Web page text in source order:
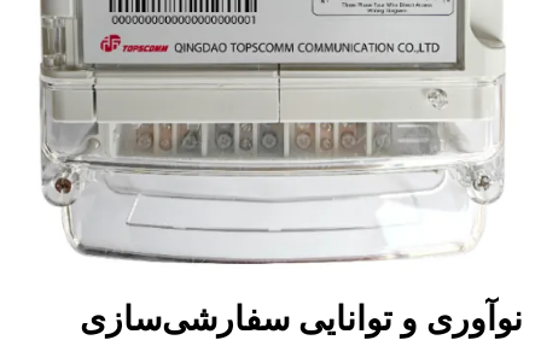
نوآوری و توانایی سفارشی‌سازی